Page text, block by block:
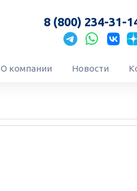
8 (800) 234-31-
О компании Новости